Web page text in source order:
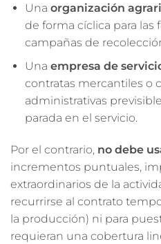
Una organización
de forma cíclica para las
campañas de
Una empresa de
contratas mercantiles o
administrativas
parada en el servicio.
Por el contrario, no debe
incrementos puntuales,
extraordinarios de la
recurrirse al contrato
la producción) ni para
requieran una cobertura